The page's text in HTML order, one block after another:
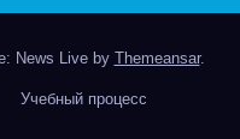
News Live by Themeansar.
Учебный процесс